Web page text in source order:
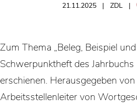
21.11.2025 ZDL
Zum Thema „Beleg, Beispiel
Schwerpunktheft des
erschienen. Herausgegeben
Arbeitsstellenleiter von